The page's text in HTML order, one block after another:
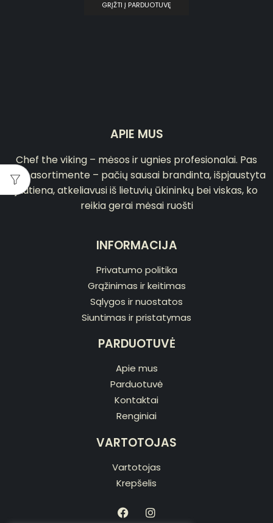
GRĮŽTI Į PARDUOTUVĘ
APIE MUS
Chef the viking – mėsos ir ugnies profesionalai. Pas
mus asortimente – pačių sausai brandinta, išpjaustyta
jautiena, atkeliavusi iš lietuvių ūkininkų bei viskas, ko
reikia gerai mėsai ruošti
INFORMACIJA
Privatumo politika
Grąžinimas ir keitimas
Sąlygos ir nuostatos
Siuntimas ir pristatymas
PARDUOTUVĖ
Apie mus
Parduotuvė
Kontaktai
Renginiai
VARTOTOJAS
Vartotojas
Krepšelis